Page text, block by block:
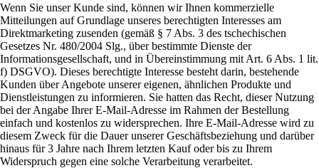
Wenn Sie unser Kunde sind, können wir Ihnen kommerzielle
Mitteilungen auf Grundlage unseres berechtigten Interesses am
Direktmarketing zusenden (gemäß § 7 Abs. 3 des tschechischen
Gesetzes Nr. 480/2004 Slg., über bestimmte Dienste der
Informationsgesellschaft, und in Übereinstimmung mit Art. 6 Abs. 1 lit.
f) DSGVO). Dieses berechtigte Interesse besteht darin, bestehende
Kunden über Angebote unserer eigenen, ähnlichen Produkte und
Dienstleistungen zu informieren. Sie hatten das Recht, dieser Nutzung
bei der Angabe Ihrer E-Mail-Adresse im Rahmen der Bestellung
einfach und kostenlos zu widersprechen. Ihre E-Mail-Adresse wird zu
diesem Zweck für die Dauer unserer Geschäftsbeziehung und darüber
hinaus für 3 Jahre nach Ihrem letzten Kauf oder bis zu Ihrem
Widerspruch gegen eine solche Verarbeitung verarbeitet.